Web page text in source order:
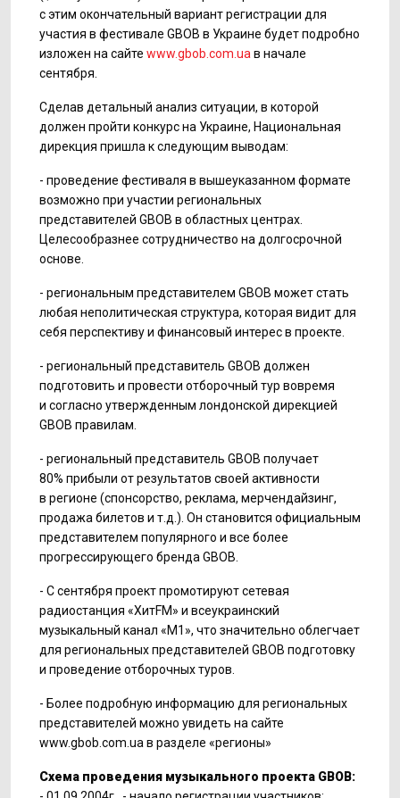
с этим окончательный вариант регистрации для
участия в фестивале GBOB в Украине будет подробно
изложен на сайте www.gbob.com.ua в начале
сентября.
Сделав детальный анализ ситуации, в которой
должен пройти конкурс на Украине, Национальная
дирекция пришла к следующим выводам:
- проведение фестиваля в вышеуказанном формате
возможно при участии региональных
представителей GBOB в областных центрах.
Целесообразнее сотрудничество на долгосрочной
основе.
- региональным представителем GBOB может стать
любая неполитическая структура, которая видит для
себя перспективу и финансовый интерес в проекте.
- региональный представитель GBOB должен
подготовить и провести отборочный тур вовремя
и согласно утвержденным лондонской дирекцией
GBOB правилам.
- региональный представитель GBOB получает
80% прибыли от результатов своей активности
в регионе (спонсорство, реклама, мерчендайзинг,
продажа билетов и т.д.). Он становится официальным
представителем популярного и все более
прогрессирующего бренда GBOB.
- С сентября проект промотируют сетевая
радиостанция «ХитFM» и всеукраинский
музыкальный канал «М1», что значительно облегчает
для региональных представителей GBOB подготовку
и проведение отборочных туров.
- Более подробную информацию для региональных
представителей можно увидеть на сайте
www.gbob.com.ua в разделе «регионы»
Схема проведения музыкального проекта GBOB: